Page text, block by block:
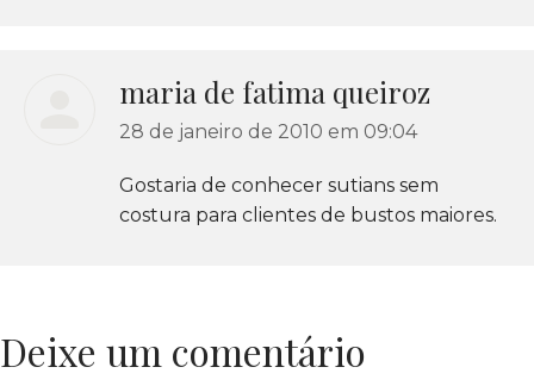
maria de fatima queiroz
disse:
28 de janeiro de 2010 em 09:04
Gostaria de conhecer sutians sem
costura para clientes de bustos maiores.
Deixe um comentário